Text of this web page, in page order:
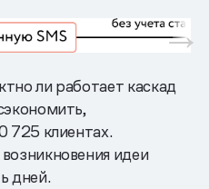
ли работает каскад
725 клиентах.
идеи
дней.